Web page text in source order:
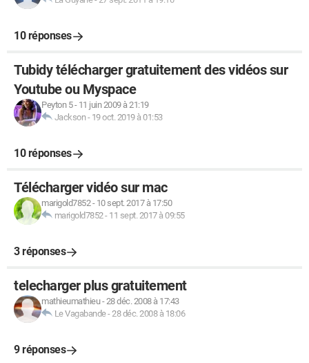
10 réponses
Tubidy télécharger gratuitement des vidéos sur
Youtube ou Myspace
Peyton 5- 11 juin 2009 à 21:19
Jackson- 19 oct. 2019 à 01:53
10 réponses
Télécharger vidéo sur mac
marigold7852- 10 sept. 2017 à 17:50
marigold7852- 11 sept. 2017 à 09:55
3 réponses
telecharger plus gratuitement
mathieumathieu-28 déc. 2008 à 17:43
Le Vagabande-28 déc. 2008 à 18:06
9 réponses